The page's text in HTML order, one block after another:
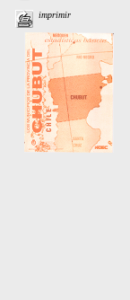
imprimir